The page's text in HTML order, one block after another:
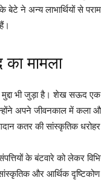
अन्य लाभार्थियों से
का मामला
मुद्दा भी जुड़ा है। शेख सऊद
अपने जीवनकाल में कला
कतर की सांस्कृतिक धरोहर
के बंटवारे को लेकर
और आर्थिक दृष्टिकोण